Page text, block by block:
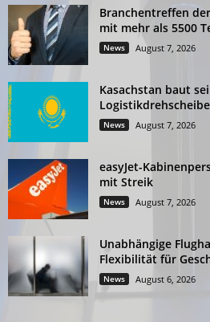
Branchentreffen
mit mehr als 5500
News August 7, 2026
Kasachstan baut
News August 7, 2026
easyJet-
mit Streik
News August 7, 2026
Unabhängige
Flexibilität für
News August 6, 2026